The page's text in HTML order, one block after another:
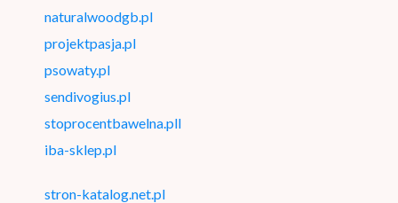
naturalwoodgb.pl
projektpasja.pl
psowaty.pl
sendivogius.pl
stoprocentbawelna.pll
iba-sklep.pl
stron-katalog.net.pl